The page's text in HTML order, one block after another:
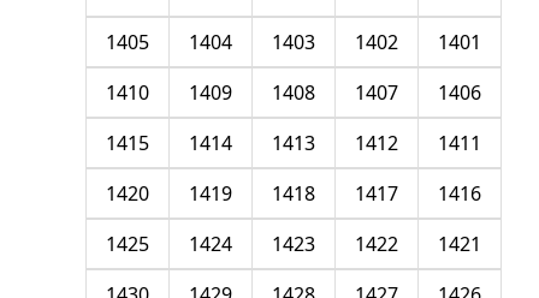
1401
1402
1403
1404
1405
1406
1407
1408
1409
1410
1411
1412
1413
1414
1415
1416
1417
1418
1419
1420
1421
1422
1423
1424
1425